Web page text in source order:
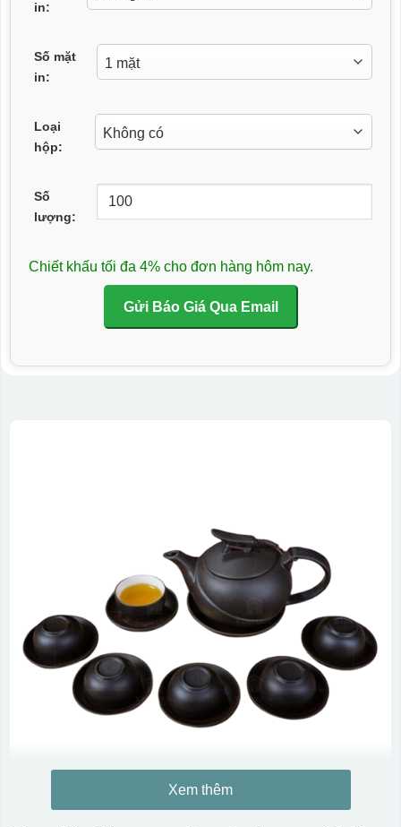
in:
Số mặt
in:
Loại
hộp:
Số
lượng:
Chiết khấu tối đa 4% cho đơn hàng hôm nay.
Gửi Báo Giá Qua Email
Xem thêm